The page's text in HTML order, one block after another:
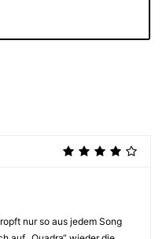
nur so aus jedem Song